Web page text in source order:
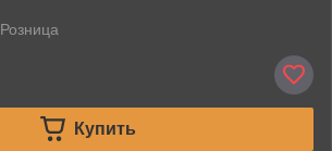
Розница
Купить